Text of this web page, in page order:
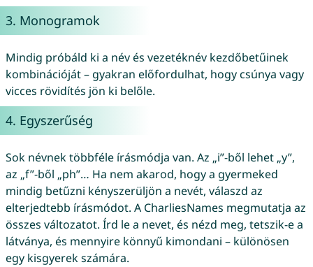
3. Monogramok
Mindig próbáld ki a név és vezetéknév kezdőbetűinek
kombinációját – gyakran előfordulhat, hogy csúnya vagy
vicces rövidítés jön ki belőle.
4. Egyszerűség
Sok névnek többféle írásmódja van. Az „i”-ből lehet „y”,
az „f”-ből „ph”… Ha nem akarod, hogy a gyermeked
mindig betűzni kényszerüljön a nevét, válaszd az
elterjedtebb írásmódot. A CharliesNames megmutatja az
összes változatot. Írd le a nevet, és nézd meg, tetszik-e a
látványa, és mennyire könnyű kimondani – különösen
egy kisgyerek számára.